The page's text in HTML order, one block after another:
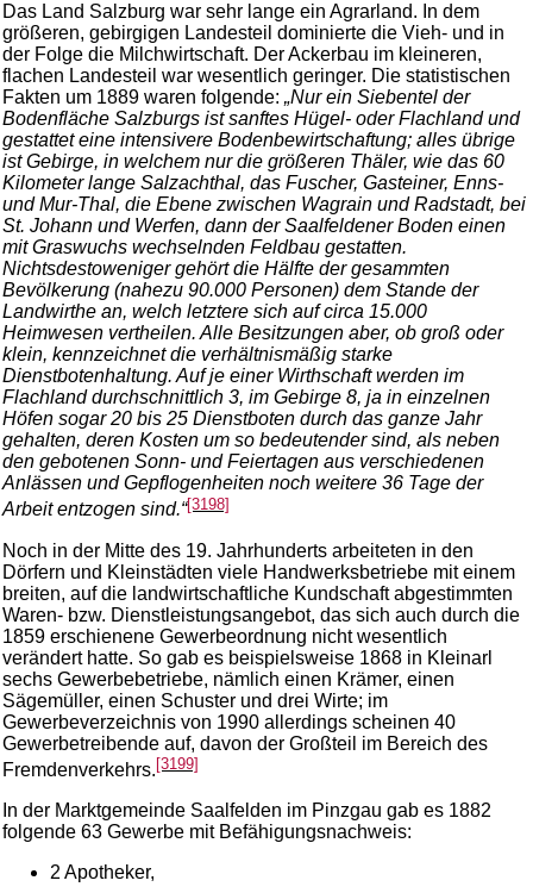
Das Land Salzburg war sehr lange ein Agrarland. In dem
größeren, gebirgigen Landesteil dominierte die Vieh- und in
der Folge die Milchwirtschaft. Der Ackerbau im kleineren,
flachen Landesteil war wesentlich geringer. Die statistischen
Fakten um 1889 waren folgende: „Nur ein Siebentel der
Bodenfläche Salzburgs ist sanftes Hügel- oder Flachland und
gestattet eine intensivere Bodenbewirtschaftung; alles übrige
ist Gebirge, in welchem nur die größeren Thäler, wie das 60
Kilometer lange Salzachthal, das Fuscher, Gasteiner, Enns-
und Mur-Thal, die Ebene zwischen Wagrain und Radstadt, bei
St. Johann und Werfen, dann der Saalfeldener Boden einen
mit Graswuchs wechselnden Feldbau gestatten.
Nichtsdestoweniger gehört die Hälfte der gesammten
Bevölkerung (nahezu 90.000 Personen) dem Stande der
Landwirthe an, welch letztere sich auf circa 15.000
Heimwesen vertheilen. Alle Besitzungen aber, ob groß oder
klein, kennzeichnet die verhältnismäßig starke
Dienstbotenhaltung. Auf je einer Wirthschaft werden im
Flachland durchschnittlich 3, im Gebirge 8, ja in einzelnen
Höfen sogar 20 bis 25 Dienstboten durch das ganze Jahr
gehalten, deren Kosten um so bedeutender sind, als neben
den gebotenen Sonn- und Feiertagen aus verschiedenen
Anlässen und Gepflogenheiten noch weitere 36 Tage der
Arbeit entzogen sind.“[3198]
Noch in der Mitte des 19. Jahrhunderts arbeiteten in den
Dörfern und Kleinstädten viele Handwerksbetriebe mit einem
breiten, auf die landwirtschaftliche Kundschaft abgestimmten
Waren- bzw. Dienstleistungsangebot, das sich auch durch die
1859 erschienene Gewerbeordnung nicht wesentlich
verändert hatte. So gab es beispielsweise 1868 in Kleinarl
sechs Gewerbebetriebe, nämlich einen Krämer, einen
Sägemüller, einen Schuster und drei Wirte; im
Gewerbeverzeichnis von 1990 allerdings scheinen 40
Gewerbetreibende auf, davon der Großteil im Bereich des
Fremdenverkehrs.[3199]
In der Marktgemeinde Saalfelden im Pinzgau gab es 1882
folgende 63 Gewerbe mit Befähigungsnachweis:
2 Apotheker,